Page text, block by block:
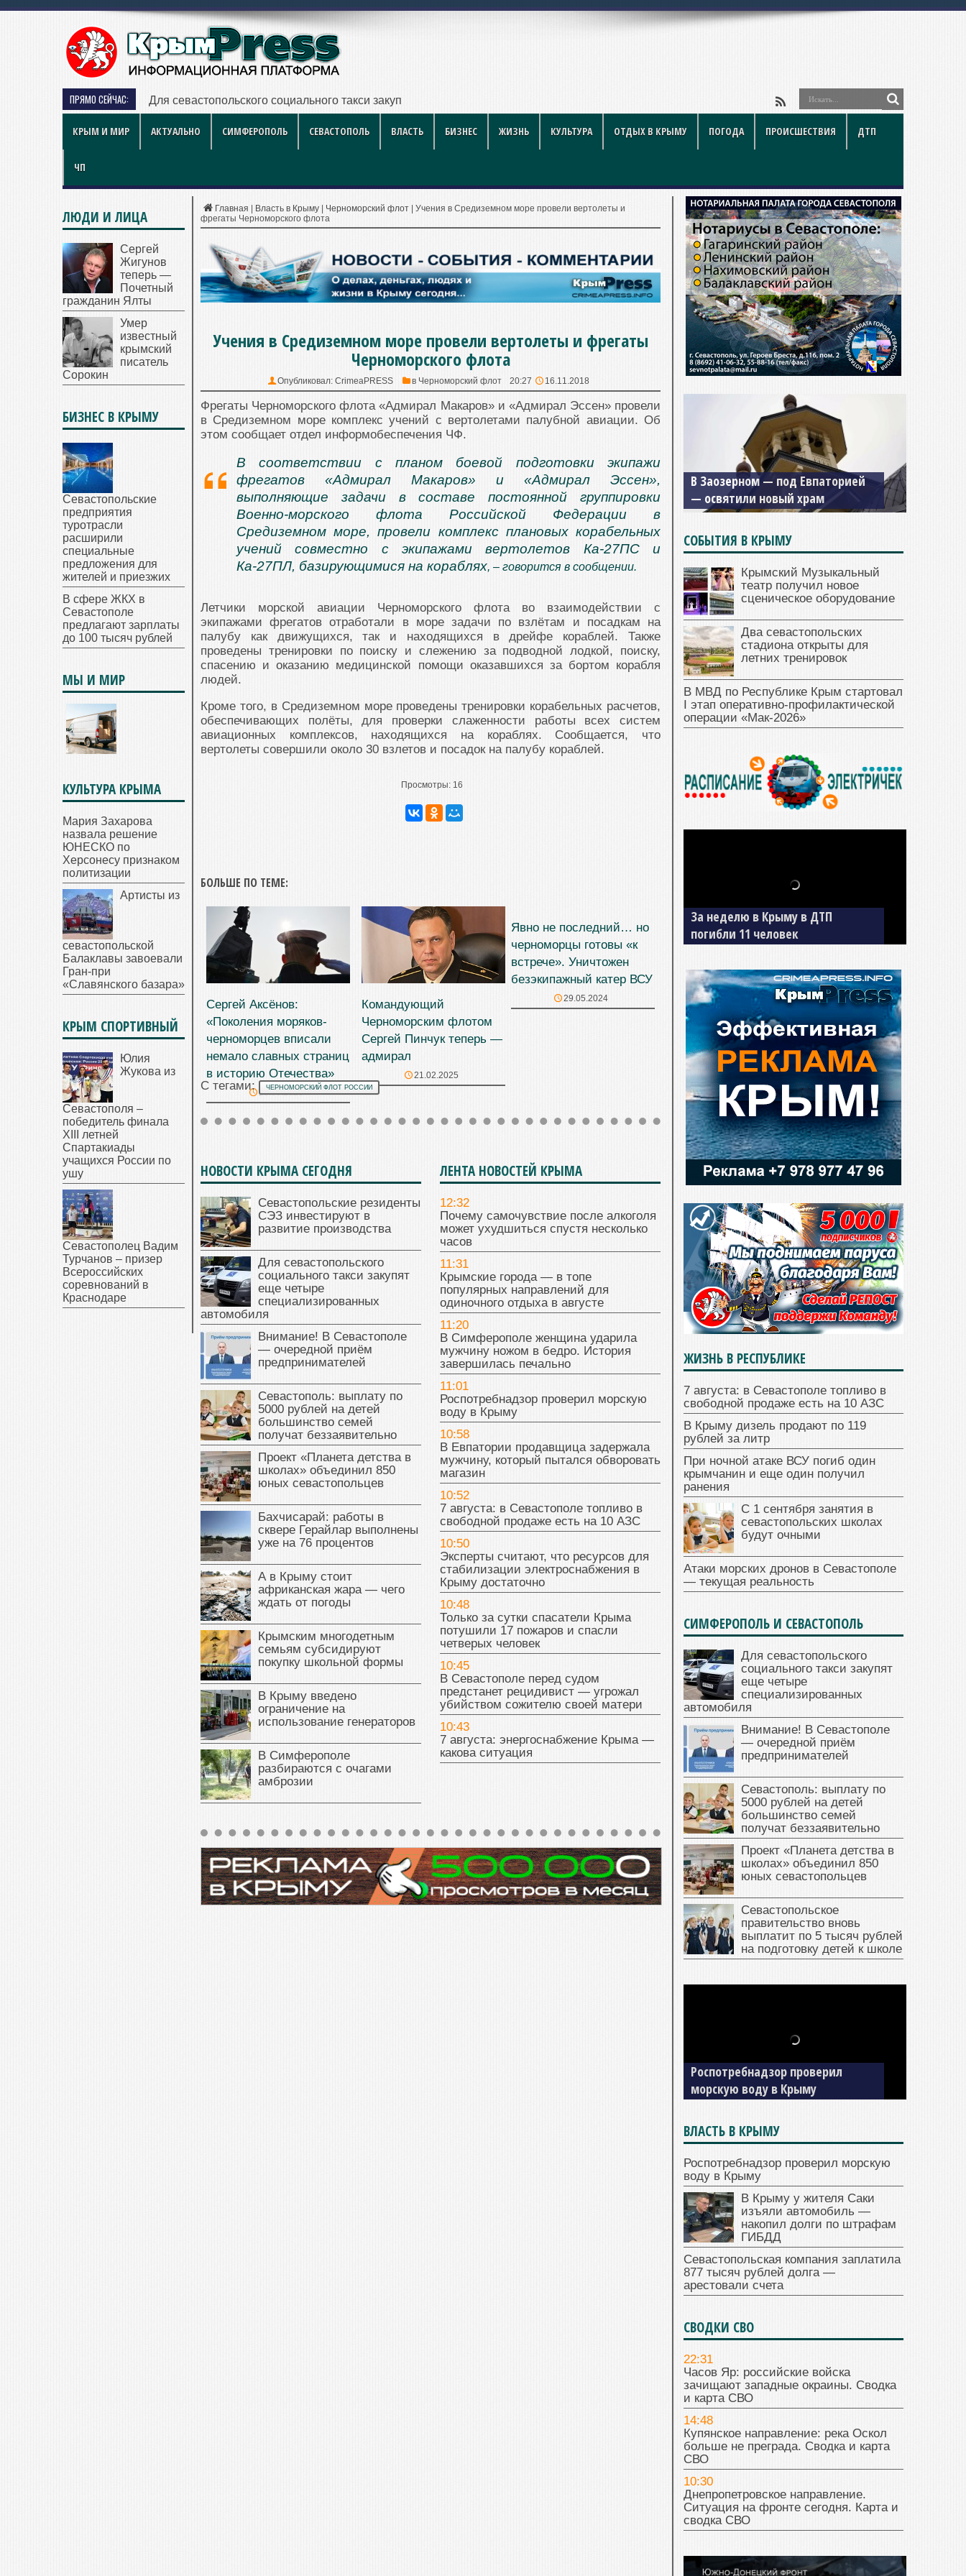
ПРЯМО СЕЙЧАС: Для севастопольского социального такси закупят еще четыре специализированных автомобиля
КРЫМ И МИР АКТУАЛЬНО СИМФЕРОПОЛЬ СЕВАСТОПОЛЬ ВЛАСТЬ БИЗНЕС ЖИЗНЬ КУЛЬТУРА ОТДЫХ В КРЫМУ ПОГОДА ПРОИСШЕСТВИЯ ДТП
ЧП
Главная Власть в Крыму Черноморский флот
Учения в Средиземном море провели вертолеты и
фрегаты Черноморского флота
Учения в Средиземном море провели вертолеты и фрегаты
Черноморского флота
Опубликовал: CrimeaPRESS в Черноморский флот 20:27 16.11.2018
Фрегаты Черноморского флота «Адмирал Макаров» и «Адмирал Эссен» провели
в Средиземном море комплекс учений с вертолетами палубной авиации. Об
этом сообщает отдел информобеспечения ЧФ.
В соответствии с планом боевой подготовки экипажи
фрегатов «Адмирал Макаров» и «Адмирал Эссен»,
выполняющие задачи в составе постоянной группировки
Военно-морского флота Российской Федерации в
Средиземном море, провели комплекс плановых корабельных
учений совместно с экипажами вертолетов Ка-27ПС и
Ка-27ПЛ, базирующимися на кораблях, – говорится в сообщении.
Летчики морской авиации Черноморского флота во взаимодействии с
экипажами фрегатов отработали в море задачи по взлётам и посадкам на
палубу как движущихся, так и находящихся в дрейфе кораблей. Также
проведены тренировки по поиску и слежению за подводной лодкой, поиску,
спасению и оказанию медицинской помощи оказавшихся за бортом корабля
людей.
Кроме того, в Средиземном море проведены тренировки корабельных расчетов,
обеспечивающих полёты, для проверки слаженности работы всех систем
авиационных комплексов, находящихся на кораблях. Сообщается, что
вертолеты совершили около 30 взлетов и посадок на палубу кораблей.
Просмотры: 16
БОЛЬШЕ ПО ТЕМЕ:
Сергей Аксёнов:
«Поколения моряков-
черноморцев вписали
немало славных страниц
в историю Отечества»
13.05.2026
Командующий
Черноморским флотом
Сергей Пинчук теперь —
адмирал
21.02.2025
Явно не последний… но
черноморцы готовы «к
встрече». Уничтожен
безэкипажный катер ВСУ
29.05.2024
С тегами: ЧЕРНОМОРСКИЙ ФЛОТ РОССИИ
НОВОСТИ КРЫМА СЕГОДНЯ
Севастопольские резиденты
СЭЗ инвестируют в
развитие производства
Для севастопольского
социального такси закупят
еще четыре
специализированных
автомобиля
Внимание! В Севастополе
— очередной приём
предпринимателей
Севастополь: выплату по
5000 рублей на детей
большинство семей
получат беззаявительно
Проект «Планета детства в
школах» объединил 850
юных севастопольцев
Бахчисарай: работы в
сквере Герайлар выполнены
уже на 76 процентов
А в Крыму стоит
африканская жара — чего
ждать от погоды
Крымским многодетным
семьям субсидируют
покупку школьной формы
В Крыму введено
ограничение на
использование генераторов
В Симферополе
разбираются с очагами
амброзии
ЛЕНТА НОВОСТЕЙ КРЫМА
12:32
Почему самочувствие после алкоголя
может ухудшиться спустя несколько
часов
11:31
Крымские города — в топе
популярных направлений для
одиночного отдыха в августе
11:20
В Симферополе женщина ударила
мужчину ножом в бедро. История
завершилась печально
11:01
Роспотребнадзор проверил морскую
воду в Крыму
10:58
В Евпатории продавщица задержала
мужчину, который пытался обворовать
магазин
10:52
7 августа: в Севастополе топливо в
свободной продаже есть на 10 АЗС
10:50
Эксперты считают, что ресурсов для
стабилизации электроснабжения в
Крыму достаточно
10:48
Только за сутки спасатели Крыма
потушили 17 пожаров и спасли
четверых человек
10:45
В Севастополе перед судом
предстанет рецидивист — угрожал
убийством сожителю своей матери
10:43
7 августа: энергоснабжение Крыма —
какова ситуация
ЛЮДИ И ЛИЦА
Сергей
Жигунов
теперь —
Почетный
гражданин Ялты
Умер
известный
крымский
писатель
Сорокин
БИЗНЕС В КРЫМУ
Севастопольские
предприятия
туротрасли
расширили
специальные
предложения для
жителей и приезжих
В сфере ЖКХ в
Севастополе
предлагают зарплаты
до 100 тысяч рублей
МЫ И МИР
КУЛЬТУРА КРЫМА
Мария Захарова
назвала решение
ЮНЕСКО по
Херсонесу признаком
политизации
Артисты из
севастопольской
Балаклавы завоевали
Гран-при
«Славянского базара»
КРЫМ СПОРТИВНЫЙ
Юлия
Жукова из
Севастополя –
победитель финала
XIII летней
Спартакиады
учащихся России по
ушу
Севастополец Вадим
Турчанов – призер
Всероссийских
соревнований в
Краснодаре
В Заозерном — под Евпаторией
— освятили новый храм
Мужской монастырь Косьмы и
Дамиана в Крыму вновь открыт
для посещения
СОБЫТИЯ В КРЫМУ
Крымский Музыкальный
театр получил новое
сценическое оборудование
Два севастопольских
стадиона открыты для
летних тренировок
В МВД по Республике Крым стартовал
I этап оперативно‑профилактической
операции «Мак‑2026»
За неделю в Крыму в ДТП
погибли 11 человек
В Джанкое водитель ВАЗа сбил
двух детей на «зебре»
ЖИЗНЬ В РЕСПУБЛИКЕ
7 августа: в Севастополе топливо в
свободной продаже есть на 10 АЗС
В Крыму дизель продают по 119
рублей за литр
При ночной атаке ВСУ погиб один
крымчанин и еще один получил
ранения
С 1 сентября занятия в
севастопольских школах
будут очными
Атаки морских дронов в Севастополе
— текущая реальность
СИМФЕРОПОЛЬ И СЕВАСТОПОЛЬ
Для севастопольского
социального такси закупят
еще четыре
специализированных
автомобиля
Внимание! В Севастополе
— очередной приём
предпринимателей
Севастополь: выплату по
5000 рублей на детей
большинство семей
получат беззаявительно
Проект «Планета детства в
школах» объединил 850
юных севастопольцев
Севастопольское
правительство вновь
выплатит по 5 тысяч рублей
на подготовку детей к школе
Роспотребнадзор проверил
морскую воду в Крыму
автомобиль — накопил долги по
штрафам ГИБДД
ВЛАСТЬ В КРЫМУ
Роспотребнадзор проверил морскую
воду в Крыму
В Крыму у жителя Саки
изъяли автомобиль —
накопил долги по штрафам
ГИБДД
Севастопольская компания заплатила
877 тысяч рублей долга —
арестовали счета
СВОДКИ СВО
22:31
Часов Яр: российские войска
зачищают западные окраины. Сводка
и карта СВО
14:48
Купянское направление: река Оскол
больше не преграда. Сводка и карта
СВО
10:30
Днепропетровское направление.
Ситуация на фронте сегодня. Карта и
сводка СВО